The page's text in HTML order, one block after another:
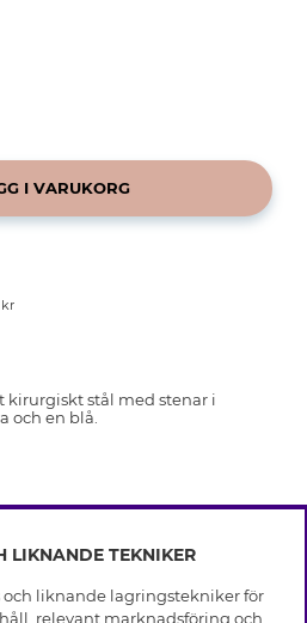
I VARUKORG
kirurgiskt stål med stenar i
och en blå.
INFO
Leverans
LIKNANDE TEKNIKER
och liknande lagringstekniker för
relevant marknadsföring och